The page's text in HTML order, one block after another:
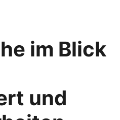
im Blick
und